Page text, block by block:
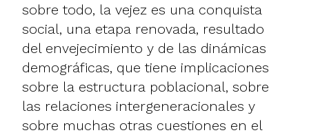
sobre todo, la vejez es una conquista
social, una etapa renovada, resultado
del envejecimiento y de las dinámicas
demográficas, que tiene implicaciones
sobre la estructura poblacional, sobre
las relaciones intergeneracionales y
sobre muchas otras cuestiones en el